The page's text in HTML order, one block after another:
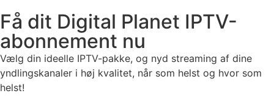
Få dit Digital Planet IPTV-
abonnement nu
Vælg din ideelle IPTV-pakke, og nyd streaming af dine
yndlingskanaler i høj kvalitet, når som helst og hvor som
helst!